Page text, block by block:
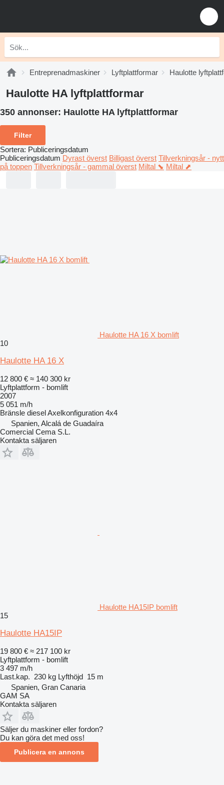
Entreprenadmaskiner Lyftplattformar Haulotte
Haulotte HA lyftplattformar
350 annonser: Haulotte HA lyftplattformar
Filter
Sortera: Publiceringsdatum
Publiceringsdatum Dyrast överst Billigast överst Tillverkningsår - nytt
på toppen Tillverkningsår - gammal överst Miltal ⬊ Miltal ⬈
Haulotte HA 16 X bomlift
10
Haulotte HA 16 X
12 800 € ≈ 140 300 kr
Lyftplattform - bomlift
2007
5 051 m/h
Bränsle dieselAxelkonfiguration 4x4
Spanien, Alcalá de Guadaíra
Comercial Cema S.L.
Kontakta säljaren
Haulotte HA15IP bomlift
15
Haulotte HA15IP
19 800 € ≈ 217 100 kr
Lyftplattform - bomlift
3 497 m/h
Last.kap. 230 kg Lyfthöjd 15 m
Spanien, Gran Canaria
GAM SA
Kontakta säljaren
Säljer du maskiner eller fordon?
Du kan göra det med oss!
Publicera en annons